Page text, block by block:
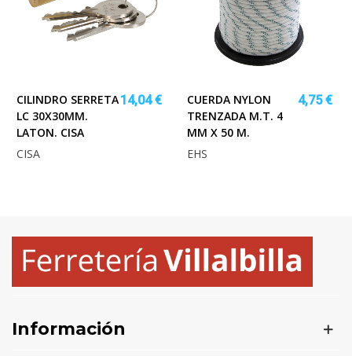
CILINDRO SERRETA
LC 30X30MM.
LATON. CISA
14,04 €
CISA
CUERDA NYLON
TRENZADA M.T. 4
MM X 50 M.
4,75 €
EHS
Información